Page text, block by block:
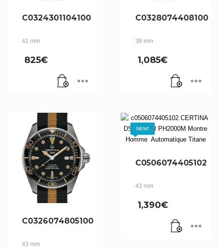
C0324301104100
41 mm
825€
C0328074408100
38 mm
1,085€
C0326074805100
43 mm
NEW!
C0506074405102
43 mm
1,390€